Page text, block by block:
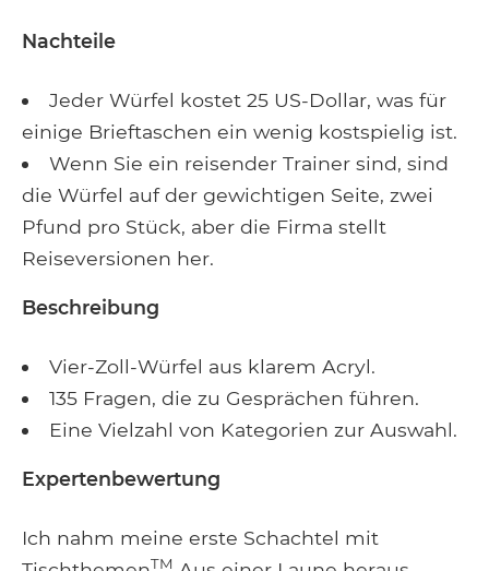
Nachteile
Jeder Würfel kostet 25 US-Dollar, was für
einige Brieftaschen ein wenig kostspielig ist.
Wenn Sie ein reisender Trainer sind, sind
die Würfel auf der gewichtigen Seite, zwei
Pfund pro Stück, aber die Firma stellt
Reiseversionen her.
Beschreibung
Vier-Zoll-Würfel aus klarem Acryl.
135 Fragen, die zu Gesprächen führen.
Eine Vielzahl von Kategorien zur Auswahl.
Expertenbewertung
Ich nahm meine erste Schachtel mit
TM